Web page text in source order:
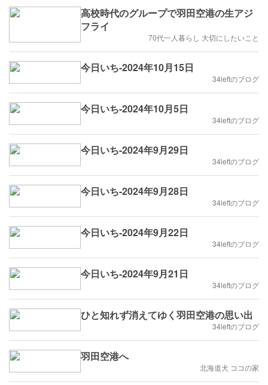
高校時代のグループで羽田空港の生アジ
フライ
70代一人暮らし 大切にしたいこと
今日いち-2024年10月15日
34leftのブログ
今日いち-2024年10月5日
34leftのブログ
今日いち-2024年9月29日
34leftのブログ
今日いち-2024年9月28日
34leftのブログ
今日いち-2024年9月22日
34leftのブログ
今日いち-2024年9月21日
34leftのブログ
ひと知れず消えてゆく羽田空港の思い出
34leftのブログ
羽田空港へ
北海道犬 ココの家